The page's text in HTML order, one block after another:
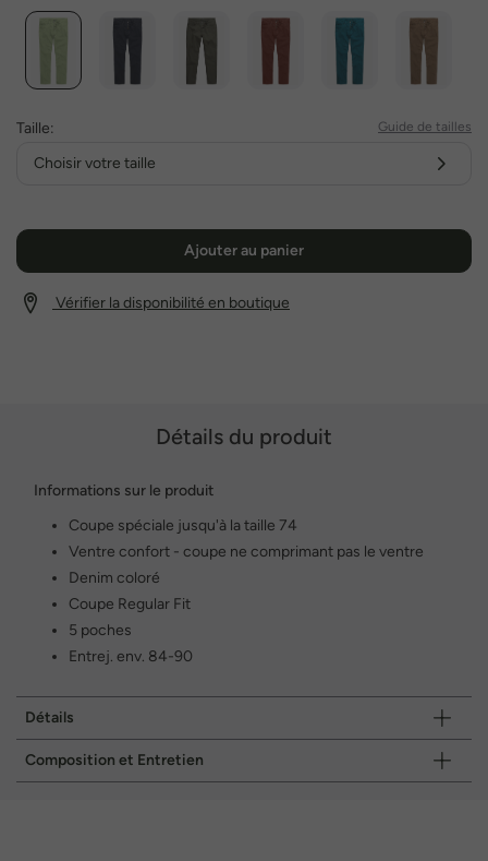
Taille: Guide de tailles
Choisir votre taille
Ajouter au panier
Vérifier la disponibilité en boutique
Détails du produit
Informations sur le produit
Coupe spéciale jusqu'à la taille 74
Ventre confort - coupe ne comprimant pas le ventre
Denim coloré
Coupe Regular Fit
5 poches
Entrej. env. 84-90
Détails
Composition et Entretien